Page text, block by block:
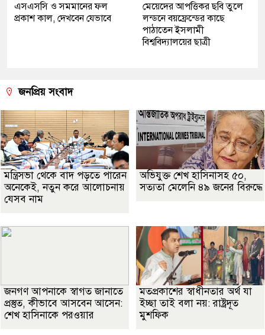
এসএসসি ও সমমানের ফল
প্রকাশ কাল, দেখবেন যেভাবে
মেয়েদের আপত্তিকর ছবি তুলে
লন্ডনে বয়ফ্রেন্ডের কাছে
পাঠাতেন ইসলামী
বিশ্ববিদ্যালয়ের ছাত্রী
জনপ্রিয় সংবাদ
মন্ত্রিসভা থেকে বাদ পড়তে পারেন
অনেকেই, নতুন করে আলোচনায়
যেসব নাম
অভিযুক্ত শেখ হাসিনাসহ ৫০,
সত্যতা মেলেনি ৪৯ জনের বিরুদ্ধে
জনগণ আপনাকে স্বাগত জানাতে
প্রস্তুত, কীভাবে আসবেন আসেন:
শেখ হাসিনাকে পরওয়ার
মতপ্রকাশের স্বাধীনতার অর্থ যা
ইচ্ছা তাই বলা নয়: রাষ্ট্রদূত
মুশফিক